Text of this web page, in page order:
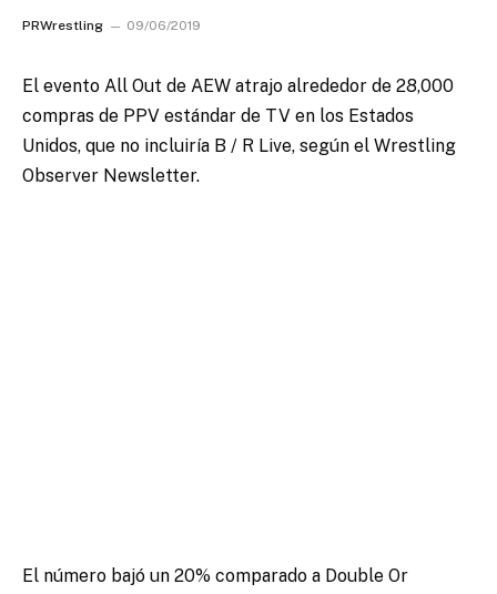
PRWrestling 09/06/2019
El evento All Out de AEW atrajo alrededor de 28,000
compras de PPV estándar de TV en los Estados
Unidos, que no incluiría B / R Live, según el Wrestling
Observer Newsletter.
El número bajó un 20% comparado a Double Or